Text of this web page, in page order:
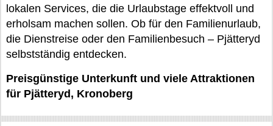
lokalen Services, die die Urlaubstage effektvoll und
erholsam machen sollen. Ob für den Familienurlaub,
die Dienstreise oder den Familienbesuch – Pjätteryd
selbstständig entdecken.
Preisgünstige Unterkunft und viele Attraktionen
für Pjätteryd, Kronoberg